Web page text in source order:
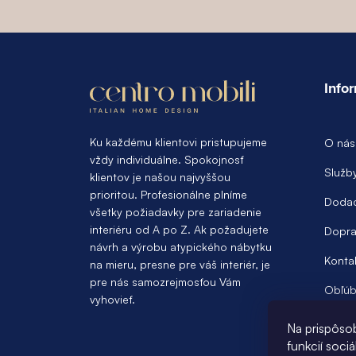
Na
funkcií
Ku každému klientovi pristupujeme
vždy individuálne. Spokojnosť
klientov je našou najvyššou
prioritou. Profesionálne plníme
všetky požiadavky pre zariadenie
interiéru od A po Z. Ak požadujete
návrh a výrobu atypického nábytku
na mieru, presne pre váš interiér, je
pre nás samozrejmosťou Vám
vyhovieť.
O nás